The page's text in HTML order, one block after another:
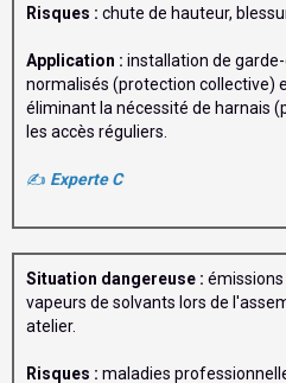
Risques : chute de hauteur,
Application : installation de
normalisés (protection collective)
éliminant la nécessité de harnais
les accès réguliers.
✍️ Experte C
Situation dangereuse :
vapeurs de solvants lors de
atelier.
Risques : maladies